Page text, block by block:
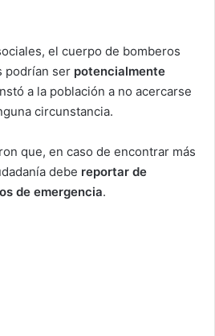
el cuerpo de bomberos
podrían ser potencialmente
a la población a no acercarse
circunstancia.
que, en caso de encontrar más
debe reportar de
de emergencia.